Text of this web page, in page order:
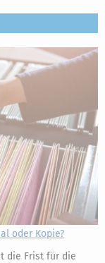
oder Kopie?
die Frist für die